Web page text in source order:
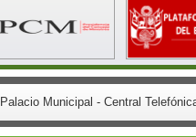
Palacio Municipal - Central